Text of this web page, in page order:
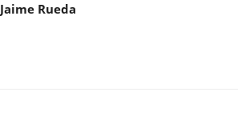
Jaime Rueda